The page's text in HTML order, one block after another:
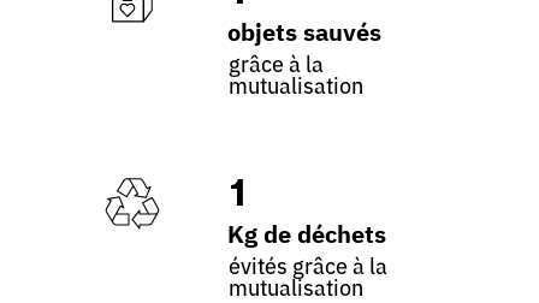
objets sauvés
grâce à la
mutualisation
1
Kg de déchets
évités grâce à la
mutualisation